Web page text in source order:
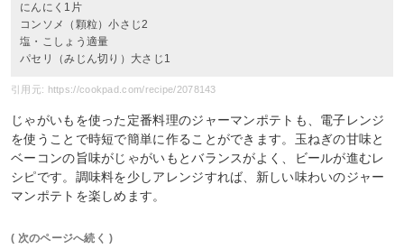
にんにく1片
コンソメ（顆粒）小さじ2
塩・こしょう適量
パセリ（みじん切り）大さじ1
引用元: https://cookpad.com/recipe/2078143
じゃがいもを使った定番料理のジャーマンポテトも、電子レンジ
を使うことで時短で簡単に作ることができます。玉ねぎの甘味と
ベーコンの旨味がじゃがいもとバランスがよく、ビールが進むレ
シピです。調味料を少しアレンジすれば、新しい味わいのジャー
マンポテトを楽しめます。
( 次のページへ続く )